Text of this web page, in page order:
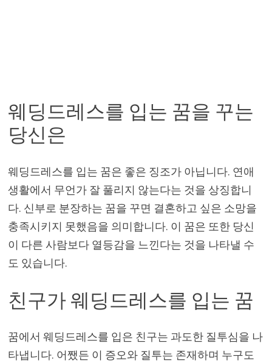
웨딩드레스를 입는 꿈을 꾸는
당신은
웨딩드레스를 입는 꿈은 좋은 징조가 아닙니다. 연애
생활에서 무언가 잘 풀리지 않는다는 것을 상징합니
다. 신부로 분장하는 꿈을 꾸면 결혼하고 싶은 소망을
충족시키지 못했음을 의미합니다. 이 꿈은 또한 당신
이 다른 사람보다 열등감을 느낀다는 것을 나타낼 수
도 있습니다.
친구가 웨딩드레스를 입는 꿈
꿈에서 웨딩드레스를 입은 친구는 과도한 질투심을 나
타냅니다. 어쨌든 이 증오와 질투는 존재하며 누구도